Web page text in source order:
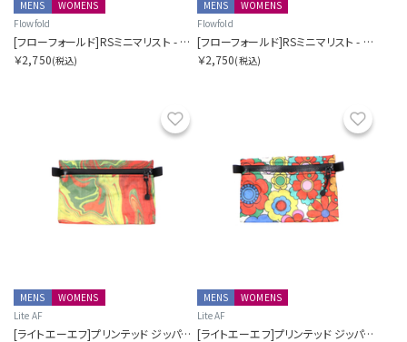
MENS
WOMENS
Flowfold
[フローフォールド]RSミニマリスト - カードホルダーウォレット
￥2,750(税込)
MENS
WOMENS
Flowfold
[フローフォールド]RSミニマリスト - カードホルダーウォレット
￥2,750(税込)
お気に入り
MENS
WOMENS
Lite AF
[ライトエーエフ]プリンテッド ジッパーポーチ AKA ハイカーウォレット
MENS
WOMENS
Lite AF
[ライトエーエフ]プリンテッド ジッパーポーチ AKA ハイカーウォレット